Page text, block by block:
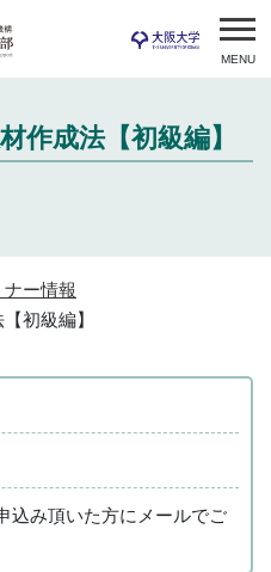
MENU
作成法【初級編】
ー情報
初級編】
込み頂いた方にメールでご